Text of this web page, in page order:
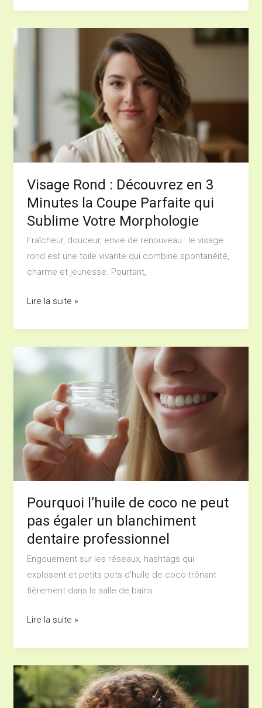
Visage Rond : Découvrez en 3
Minutes la Coupe Parfaite qui
Sublime Votre Morphologie
Fraîcheur, douceur, envie de renouveau : le visage
rond est une toile vivante qui combine spontanéité,
charme et jeunesse. Pourtant,
Coupe
Parfaite
Sublime
Votre
Morphologie
Lire la suite »
Pourquoi l’huile de coco ne peut
pas égaler un blanchiment
dentaire professionnel
Engouement sur les réseaux, hashtags qui
explosent et petits pots d’huile de coco trônant
fièrement dans la salle de bains
Pourquoi
l’huile
coco
ne
peut
pas
égaler
un
blanchiment
professionnel
Lire la suite »
Cheveux
Courts
et